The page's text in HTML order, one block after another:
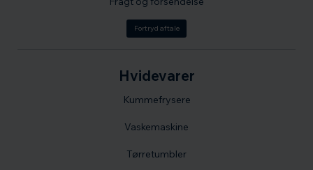
Hvidevarer
Kummefrysere
Vaskemaskine
Tørretumbler
Fortryd aftale